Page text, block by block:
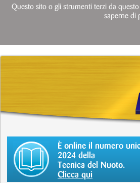
È online il numero
2024 della
Tecnica del Nuoto.
Clicca qui
Questo sito o gli strumenti terzi da
saperne di